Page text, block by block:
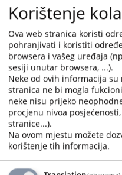
Korištenje
Ova web stranica koristi
pohranjivati i koristiti
browsera i vašeg uređaja
sesiji unutar browsera, ...).
Neke od ovih informacija
stranica ne bi mogla
neke nisu prijeko
procjenu nivoa
stranice...).
Na ovom mjestu možete
korištenje tih informacija.